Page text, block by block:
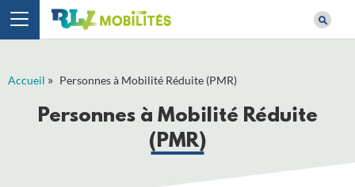
Accueil » Personnes à Mobilité Réduite (PMR)
Personnes à Mobilité Réduite
(PMR)